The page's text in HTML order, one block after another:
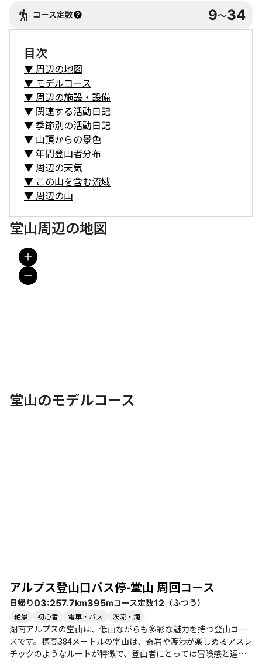
コース定数 9〜34
目次
▼ 周辺の地図
▼ モデルコース
▼ 周辺の施設・設備
▼ 関連する活動日記
▼季節別の活動日記
▼ 山頂からの景色
▼年間登山者分布
▼ 周辺の天気
▼ この山を含む流域
▼ 周辺の山
堂山周辺の地図
堂山のモデルコース
アルプス登山口バス停-堂山 周回コース
日帰り03:257.7km395mコース定数12 （ふつう）
絶景 初心者 電車・バス 渓流・滝
湖南アルプスの堂山は、低山ながらも多彩な魅力を持つ登山コー
スです。標高384メートルの堂山は、奇岩や渡渉が楽しめるアスレ
チックのようなルートが特徴で、登山者にとっては冒険感と達成